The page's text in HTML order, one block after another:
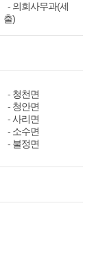
- 의회사무과(세
출)
- 청천면
- 청안면
-사리면
- 소수면
- 불정면